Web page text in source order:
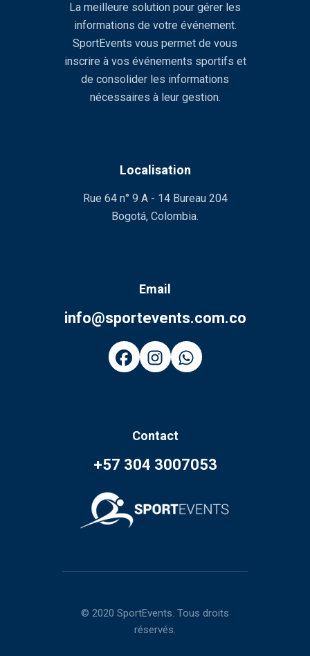
La meilleure solution pour gérer les
informations de votre événement.
SportEvents vous permet de vous
inscrire à vos événements sportifs et
de consolider les informations
nécessaires à leur gestion.
Localisation
Rue 64 n° 9 A - 14 Bureau 204
Bogotá, Colombia.
Email
info@sportevents.com.co
Contact
+57 304 3007053
© 2020 SportEvents. Tous droits
réservés.